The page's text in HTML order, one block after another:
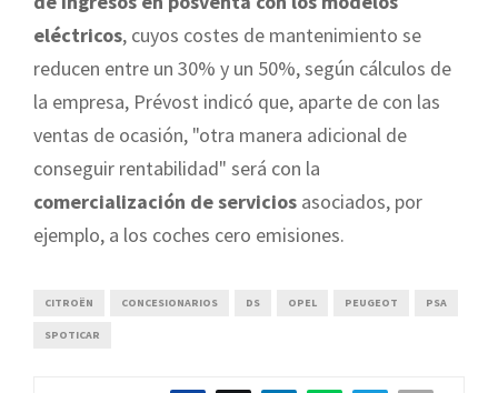
eléctricos, cuyos costes de mantenimiento se
reducen entre un 30% y un 50%, según cálculos de
la empresa, Prévost indicó que, aparte de con las
ventas de ocasión, "otra manera adicional de
conseguir rentabilidad" será con la
comercialización de servicios asociados, por
ejemplo, a los coches cero emisiones.
CITROËN CONCESIONARIOS DS OPEL PEUGEOT PSA
SPOTICAR